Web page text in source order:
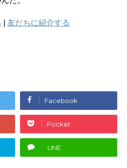
友だちに紹介する
Facebook
Pocket
LINE